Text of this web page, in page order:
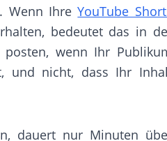
Wenn IhreYouTube
bedeutet das in
posten, wenn Ihr
und nicht, dass Ihr
dauert nur Minuten